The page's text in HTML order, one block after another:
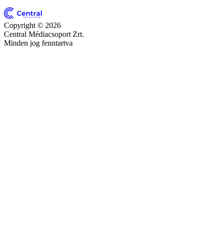
Copyright © 2026
Central Médiacsoport Zrt.
Minden jog fenntartva